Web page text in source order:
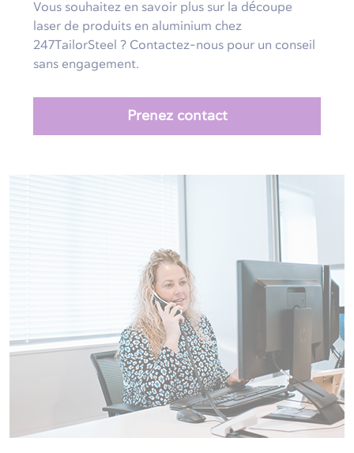
Vous souhaitez en savoir plus sur la découpe
laser de produits en aluminium chez
247TailorSteel ? Contactez-nous pour un conseil
sans engagement.
Prenez contact